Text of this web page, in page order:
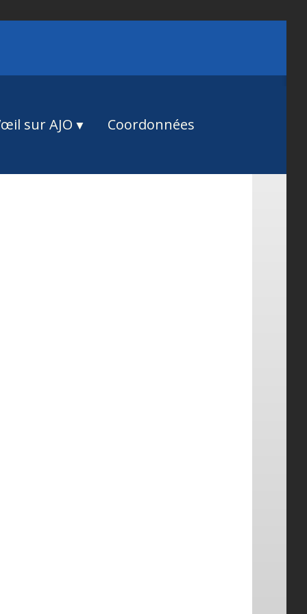
sur AJO Coordonnées